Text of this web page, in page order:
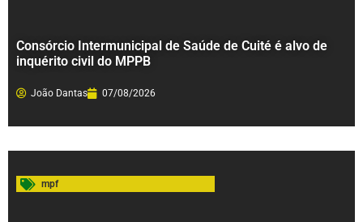
Consórcio Intermunicipal de Saúde de Cuité é alvo de
inquérito civil do MPPB
João Dantas 07/08/2026
mpf